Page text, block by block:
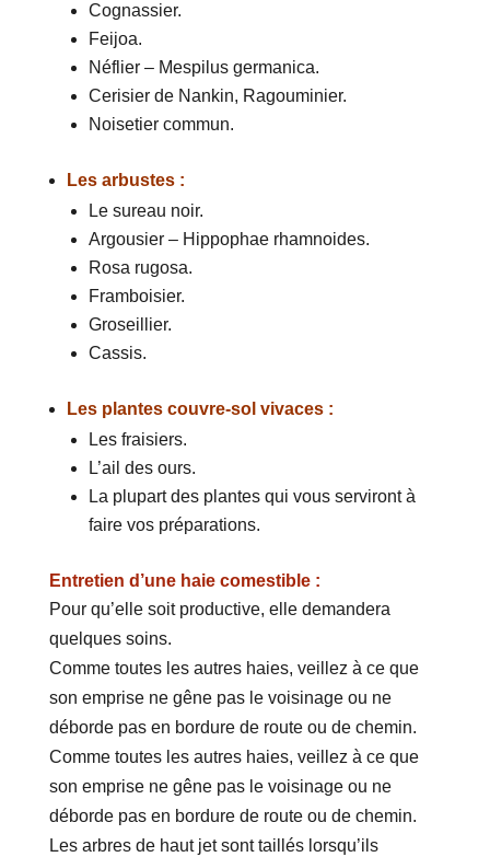
Cognassier.
Feijoa.
Néflier – Mespilus germanica.
Cerisier de Nankin, Ragouminier.
Noisetier commun.
Les arbustes :
Le sureau noir.
Argousier – Hippophae rhamnoides.
Rosa rugosa.
Framboisier.
Groseillier.
Cassis.
Les plantes couvre-sol vivaces :
Les fraisiers.
L’ail des ours.
La plupart des plantes qui vous serviront à
faire vos préparations.
Entretien d’une haie comestible :
Pour qu’elle soit productive, elle demandera
quelques soins.
Comme toutes les autres haies, veillez à ce que
son emprise ne gêne pas le voisinage ou ne
déborde pas en bordure de route ou de chemin.
Comme toutes les autres haies, veillez à ce que
son emprise ne gêne pas le voisinage ou ne
déborde pas en bordure de route ou de chemin.
Les arbres de haut jet sont taillés lorsqu’ils